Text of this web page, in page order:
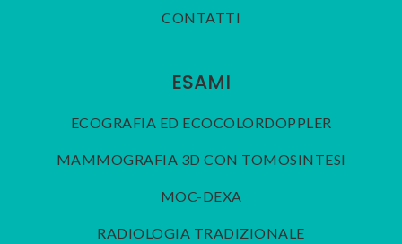
CONTATTI
ESAMI
ECOGRAFIA ED ECOCOLORDOPPLER
MAMMOGRAFIA 3D CON TOMOSINTESI
MOC-DEXA
RADIOLOGIA TRADIZIONALE